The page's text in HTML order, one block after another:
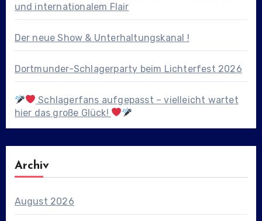
und internationalem Flair
Der neue Show & Unterhaltungskanal !
Dortmunder-Schlagerparty beim Lichterfest 2026
Schlagerfans aufgepasst – vielleicht wartet
hier das große Glück!
Archiv
August 2026